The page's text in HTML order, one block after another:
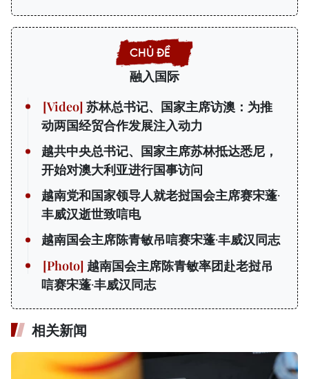
融入国际
苏林总书记、国家主席访澳：为推
动两国经贸合作发展注入动力
越共中央总书记、国家主席苏林抵达悉尼，
开始对澳大利亚进行国事访问
越南党和国家领导人就老挝国会主席赛宋蓬·
丰威汉逝世致唁电
越南国会主席陈青敏吊唁赛宋蓬·丰威汉同志
越南国会主席陈青敏率团赴老挝吊
唁赛宋蓬·丰威汉同志
相关新闻